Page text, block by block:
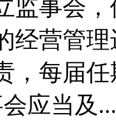
监事会
经营管
，每届
应当及...